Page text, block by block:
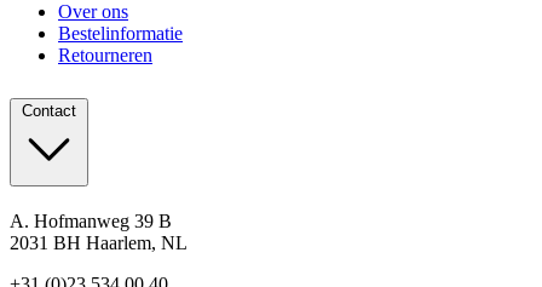
Over ons
Bestelinformatie
Retourneren
Contact
A. Hofmanweg 39 B
2031 BH Haarlem, NL